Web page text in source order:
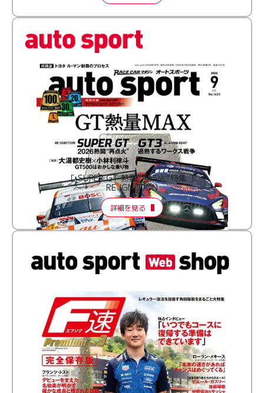
［ SUPER GT 熱闘“再点火”特集 ］
RE:IGNITION
詳細を見る